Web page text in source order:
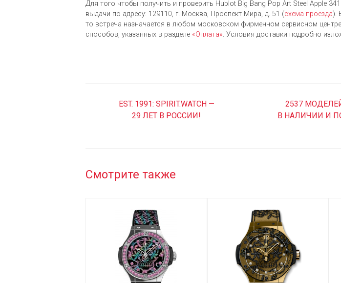
Для того чтобы получить и проверить Hublot Big Bang Pop Art Steel Apple
выдачи по адресу: 129110, г. Москва, Проспект Мира, д. 51 (схема проезда).
то встреча назначается в любом московском фирменном сервисном
cпособов, указанных в разделе «Оплата». Условия доставки подробно
EST. 1991: SPIRIT.WATCH —
29 ЛЕТ В РОССИИ!
2537
В НАЛИЧИИ И
Смотрите также